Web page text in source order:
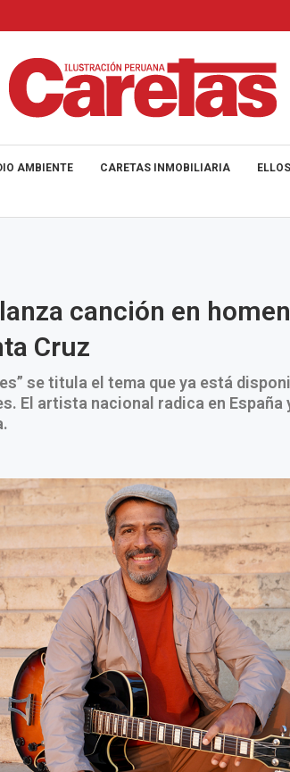
AMBIENTE CARETAS INMOBILIARIA
canción en
Cruz
se titula el tema que ya está
El artista nacional radica en España